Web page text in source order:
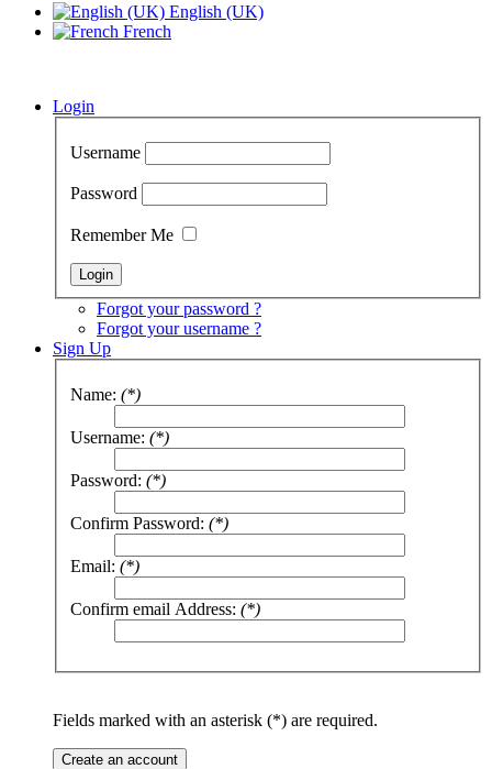
English (UK)
French
Login
Username
Password
Remember Me
Forgot your password ?
Forgot your username ?
Sign Up
Name: (*)
Username: (*)
Password: (*)
Confirm Password: (*)
Email: (*)
Confirm email Address: (*)
Fields marked with an asterisk (*) are required.
Create an account